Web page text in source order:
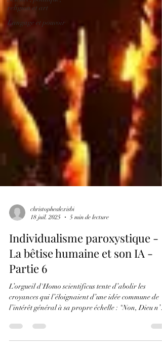
religion et art
Langage et pouvoir
christophealexisbi
18 juil. 2025
5 min de lecture
Individualisme paroxystique -
La bêtise humaine et son IA -
Partie 6
L’orgueil d'Homo scientificus tente d’abolir les
croyances qui l’éloignaient d’une idée commune de
pas désigné de classes ou de races d’hommes